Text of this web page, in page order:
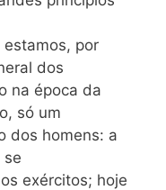
por
dos
na época da
só um
dos homens: a
se
exércitos; hoje